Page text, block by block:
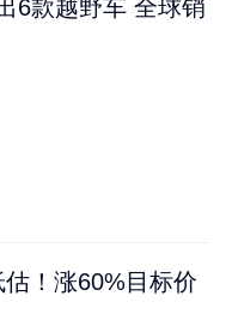
6款越野车 全球销
！涨60%目标价